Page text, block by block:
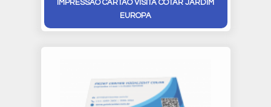
IMPRESSÃO CARTÃO VISITA COTAR JARDIM
EUROPA